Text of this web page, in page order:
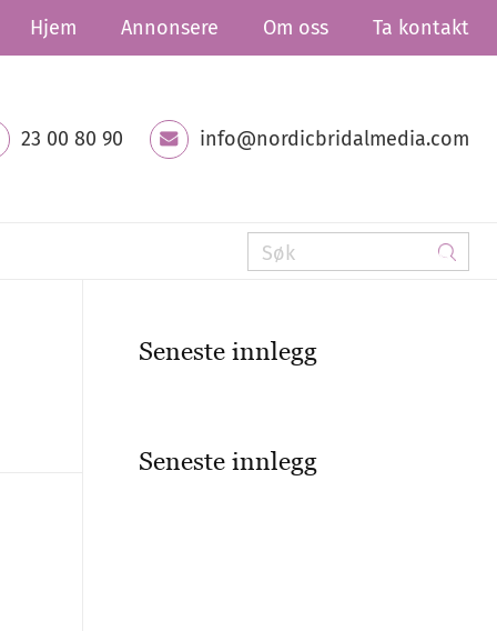
Hjem Annonsere Om oss Ta kontakt
23 00 80 90 info@nordicbridalmedia.com
Seneste innlegg
Seneste innlegg